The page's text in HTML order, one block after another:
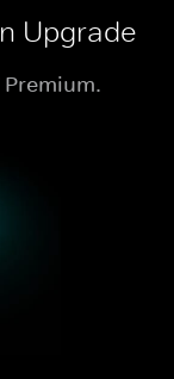
Upgrade